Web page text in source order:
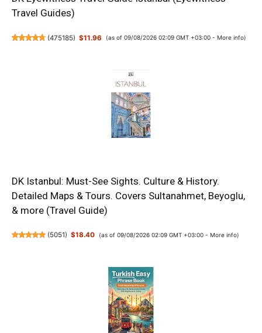
Travel Guides)
(475185) $11.96 (as of 09/08/2026 02:09 GMT +03:00 - More info)
DK Istanbul: Must-See Sights. Culture & History.
Detailed Maps & Tours. Covers Sultanahmet, Beyoglu,
& more (Travel Guide)
(5051) $18.40 (as of 09/08/2026 02:09 GMT +03:00 - More info)